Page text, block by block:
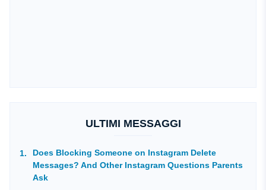
ULTIMI MESSAGGI
Does Blocking Someone on Instagram Delete
Messages? And Other Instagram Questions Parents
Ask